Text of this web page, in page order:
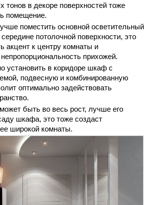
тонов в декоре поверхностей тоже
помещение.
поместить основной осветительный
потолочной поверхности, это
акцент к центру комнаты и
прихожей.
установить в коридоре шкаф с
подвесную и комбинированную
оптимально задействовать
быть во весь рост, лучше его
шкафа, это тоже создаст
широкой комнаты.